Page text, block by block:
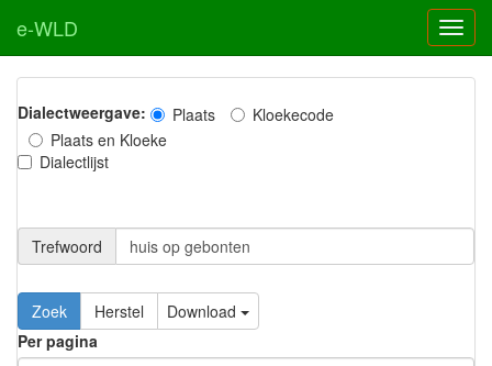
e-WLD
Dialectweergave: Plaats
Kloekecode
Plaats en Kloeke
Dialectlijst
Trefwoord
Download
Per pagina